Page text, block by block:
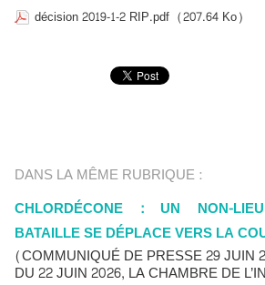
décision 2019-1-2 RIP.pdf (207.64 Ko)
DANS LA MÊME RUBRIQUE :
CHLORDÉCONE : UN NON-
BATAILLE SE DÉPLACE VERS LA
(COMMUNIQUÉ DE PRESSE 29 JUIN
DU 22 JUIN 2026, LA CHAMBRE DE